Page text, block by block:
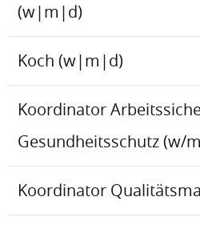
(w|m|d)
Koch (w|m|d)
Koordinator
Gesundheitsschutz (w/
Koordinator